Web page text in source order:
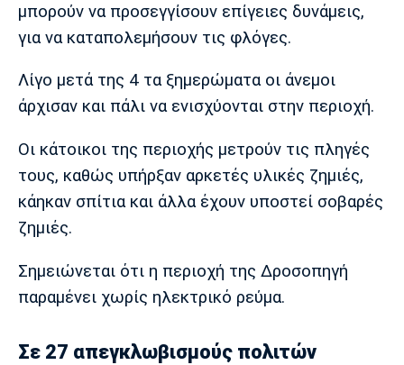
Μονακό
Αστέρας
μπορούν να προσεγγίσουν επίγειες δυνάμεις,
για να καταπολεμήσουν τις φλόγες.
Λίγο μετά της 4 τα ξημερώματα οι άνεμοι
άρχισαν και πάλι να ενισχύονται στην περιοχή.
Οι κάτοικοι της περιοχής μετρούν τις πληγές
τους, καθώς υπήρξαν αρκετές υλικές ζημιές,
κάηκαν σπίτια και άλλα έχουν υποστεί σοβαρές
ζημιές.
Σημειώνεται ότι η περιοχή της Δροσοπηγή
παραμένει χωρίς ηλεκτρικό ρεύμα.
Σε 27 απεγκλωβισμούς πολιτών